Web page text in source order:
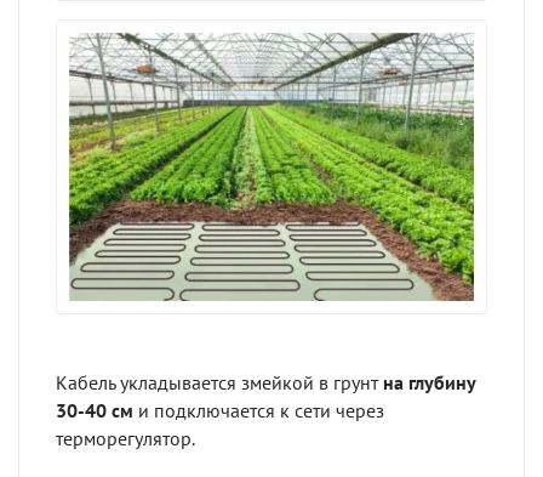
Кабель укладывается змейкой в грунт на глубину
30-40 см и подключается к сети через
терморегулятор.